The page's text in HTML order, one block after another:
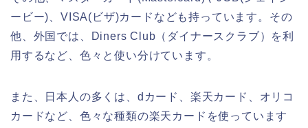
ービー)、VISA(ビザ)カードなども持っています。その
他、外国では、Diners Club（ダイナースクラブ）を利
用するなど、色々と使い分けています。
また、日本人の多くは、dカード、楽天カード、オリコ
カードなど、色々な種類の楽天カードを使っています